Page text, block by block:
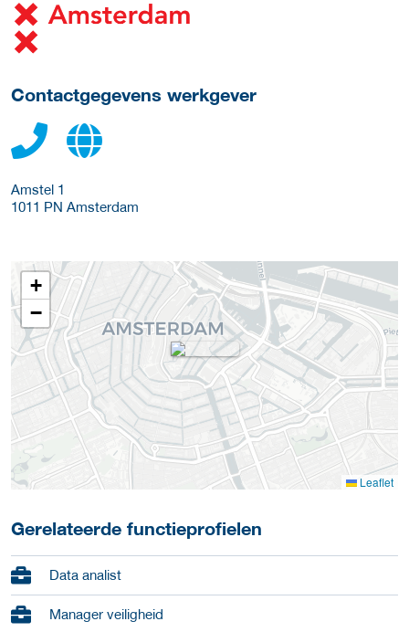
Meer werkgever details
Contactgegevens werkgever
Amstel 1
1011 PN Amsterdam
+
−
Leaflet
Gerelateerde functieprofielen
Data analist
Manager veiligheid